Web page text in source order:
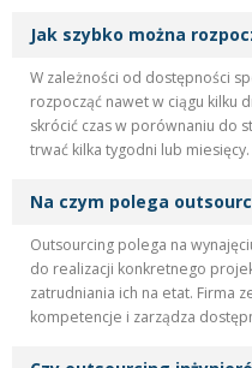
Jak szybko można
W zależności od dostępności
rozpocząć nawet w ciągu kilku
skrócić czas w porównaniu do
trwać kilka tygodni lub miesięcy.
Na czym polega
Outsourcing polega na
do realizacji konkretnego
zatrudniania ich na etat. Firma
kompetencje i zarządza